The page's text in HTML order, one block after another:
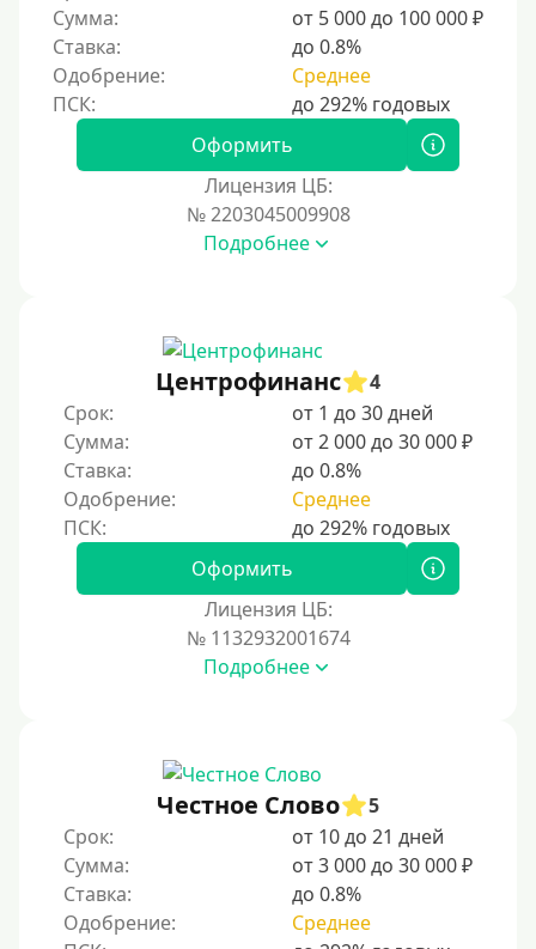
Сумма:
от 5 000 до 100 000 ₽
Ставка:
до 0.8%
Одобрение:
Среднее
Оформить
Лицензия ЦБ:
№ 2203045009908
Подробнее
Центрофинанс
4
Срок:
от 1 до 30 дней
Сумма:
от 2 000 до 30 000 ₽
Ставка:
до 0.8%
Одобрение:
Среднее
Оформить
Лицензия ЦБ:
№ 1132932001674
Подробнее
Честное Слово
5
Срок:
от 10 до 21 дней
Сумма:
от 3 000 до 30 000 ₽
Ставка:
до 0.8%
Одобрение:
Среднее